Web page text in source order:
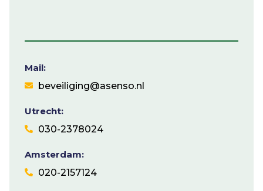
Mail:
beveiliging@asenso.nl
Utrecht:
030-2378024
Amsterdam:
020-2157124